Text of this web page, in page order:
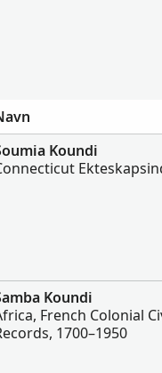
Koundi
Koundi
French Colonial
1700–1950